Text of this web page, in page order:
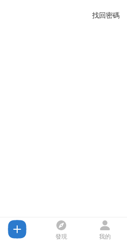
找回密碼
發現 我的